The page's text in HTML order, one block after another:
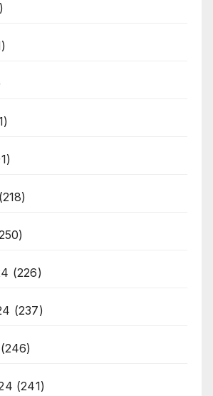
(218)
(226)
(237)
(246)
(241)